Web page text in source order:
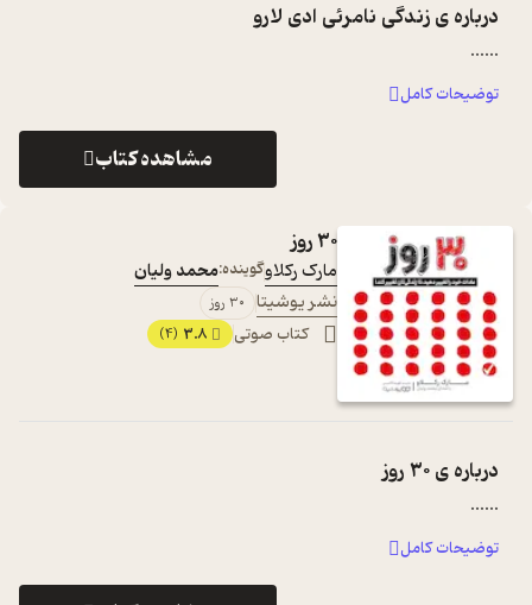
درباره یزندگی نامرئی ادی لارو
...
...
توضیحات کامل
مشاهده کتاب
۳۰ روز
مارک رکلاوگوینده:محمد ولیان
نشر یوشیتا
۳۰ روز
کتاب صوتی 3.8
(4)
درباره ی۳۰ روز
...
...
توضیحات کامل